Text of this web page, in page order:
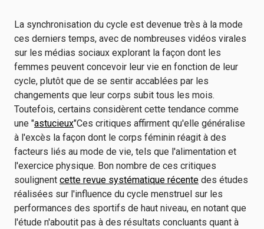
La synchronisation du cycle est devenue très à la mode
ces derniers temps, avec de nombreuses vidéos virales
sur les médias sociaux explorant la façon dont les
femmes peuvent concevoir leur vie en fonction de leur
cycle, plutôt que de se sentir accablées par les
changements que leur corps subit tous les mois.
Toutefois, certains considèrent cette tendance comme
une "astucieux"Ces critiques affirment qu'elle généralise
à l'excès la façon dont le corps féminin réagit à des
facteurs liés au mode de vie, tels que l'alimentation et
l'exercice physique. Bon nombre de ces critiques
soulignent cette revue systématique récente des études
réalisées sur l'influence du cycle menstruel sur les
performances des sportifs de haut niveau, en notant que
l'étude n'aboutit pas à des résultats concluants quant à